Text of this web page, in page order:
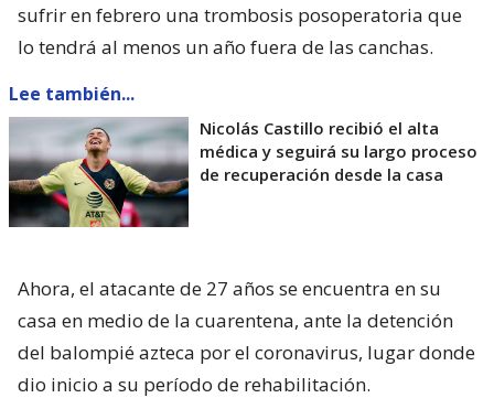
sufrir en febrero una trombosis posoperatoria que
lo tendrá al menos un año fuera de las canchas.
Lee también...
Nicolás Castillo recibió el alta
médica y seguirá su largo proceso
de recuperación desde la casa
Ahora, el atacante de 27 años se encuentra en su
casa en medio de la cuarentena, ante la detención
del balompié azteca por el coronavirus, lugar donde
dio inicio a su período de rehabilitación.